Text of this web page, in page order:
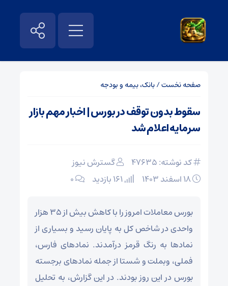
صفحه نخست/بانک، بیمه و بودجه
سقوط بدون توقف در بورس | اخبار مهم بازار
سرمایه اعلام شد
کد نوشته: 47635
گسترش نیوز
۰
بورس معاملات امروز را با کاهش بیش از ۳۵ هزار
واحدی در شاخص کل به پایان رسید و بسیاری از
نمادها به رنگ قرمز درآمدند. نمادهای فارس،
فملی، وبملت و شستا از جمله نمادهای برجسته
بورس در این روز بودند. در این گزارش، به تحلیل